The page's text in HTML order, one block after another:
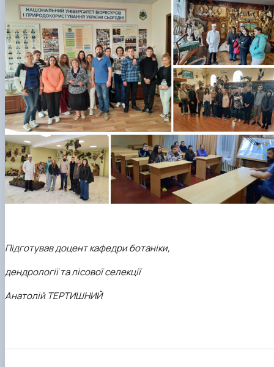
Підготував доцент кафедри ботаніки,
дендрології та лісової селекції
Анатолій ТЕРТИШНИЙ